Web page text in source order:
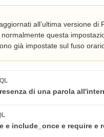
all’ultima versione di
normalmente questa
già impostate sul fuso
di una parola
e include_once e require e